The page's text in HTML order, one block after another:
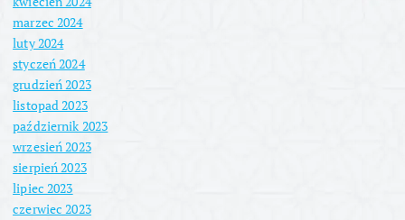
marzec 2024
luty 2024
styczeń 2024
grudzień 2023
listopad 2023
październik 2023
wrzesień 2023
sierpień 2023
lipiec 2023
czerwiec 2023